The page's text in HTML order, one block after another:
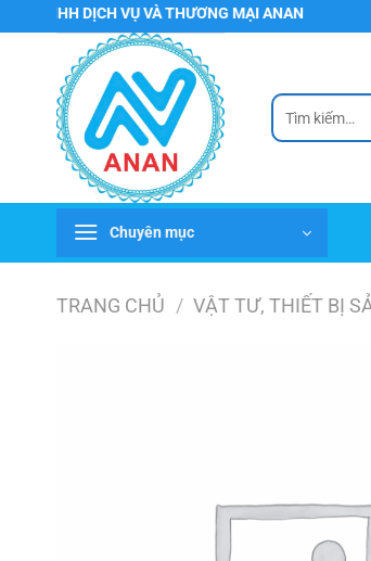
đến
DỊCH VỤ VÀ THƯƠNG MẠI ANAN
Tìm
kiếm:
Chuyên mục
TRANG CHỦ / VẬT TƯ, THIẾT BỊ